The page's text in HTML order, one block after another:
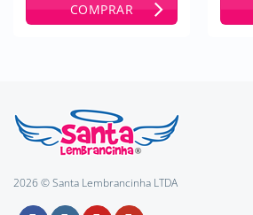
COMPRAR
2026 © Santa Lembrancinha LTDA